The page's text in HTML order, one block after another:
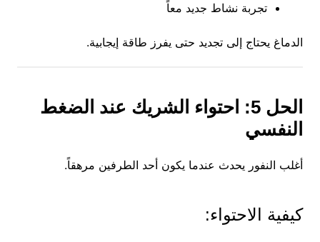
تجربة نشاط جديد معاً
الدماغ يحتاج إلى تجديد حتى يفرز طاقة إيجابية.
الحل 5: احتواء الشريك عند الضغط
النفسي
أغلب النفور يحدث عندما يكون أحد الطرفين مرهقاً.
كيفية الاحتواء: